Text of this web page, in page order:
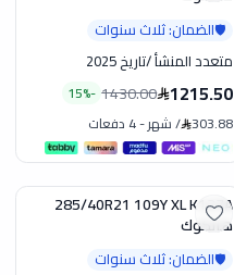
🛡️الضمان: ثلاث سنوات
متعدد المنشأ/تاريخ 2025
1215.50
1430.00
-
15%
303.88
/شهر-4 دفعات
تخفيض285/40R21 109Y XL K127A
هانكوك
🛡️الضمان: ثلاث سنوات